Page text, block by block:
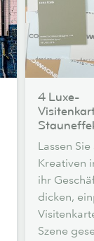
Luxe-
Stauneffekt
4 Luxe-
Lassen
Kreativen
ihr
dicken,
Szene